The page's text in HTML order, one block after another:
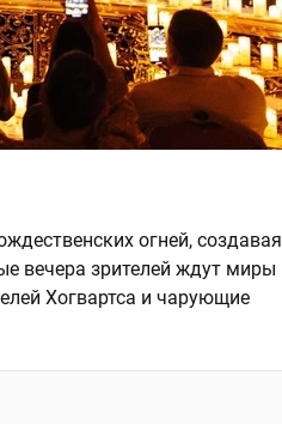
огней, создавая
вечера зрителей ждут миры
Хогвартса и чарующие